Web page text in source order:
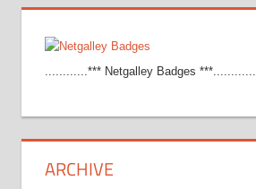
............*** Netgalley Badges ***............
ARCHIVE